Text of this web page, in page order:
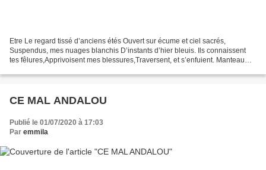
Etre Le regard tissé d’anciens étés Ouvert sur écume et ciel sacrés,
Suspendus, mes nuages blanchis D’instants d’hier bleuis. Ils connaissent
tes fêlures,Apprivoisent mes blessures,Traversent, et s’enfuient. Manteau
CE MAL ANDALOU
Publié le 01/07/2020 à 17:03
Par emmila